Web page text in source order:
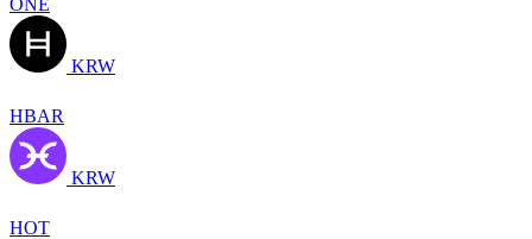
KRW
HBAR
KRW
HOT